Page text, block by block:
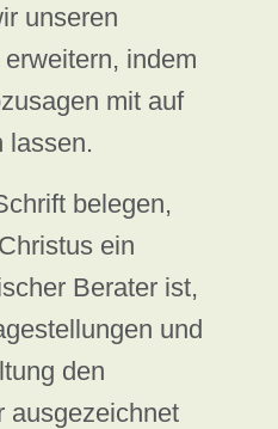
unseren
indem
mit auf
lassen.
belegen,
ein
Berater ist,
und
den
ausgezeichnet